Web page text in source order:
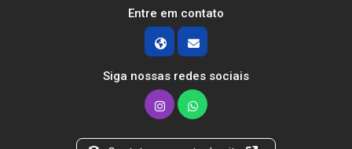
Entre em contato
Siga nossas redes sociais